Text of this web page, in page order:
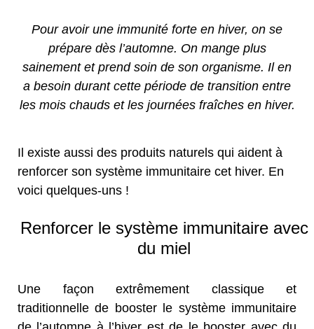
Pour avoir une immunité forte en hiver, on se
prépare dès l’automne. On mange plus
sainement et prend soin de son organisme. Il en
a besoin durant cette période de transition entre
les mois chauds et les journées fraîches en hiver.
Il existe aussi des produits naturels qui aident à
renforcer son système immunitaire cet hiver. En
voici quelques-uns !
Renforcer le système immunitaire avec
du miel
Une façon extrêmement classique et
traditionnelle de booster le système immunitaire